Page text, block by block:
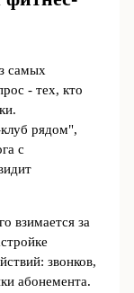
самых
- тех, кто
рядом",
с
взимается за
звонков,
абонемента.